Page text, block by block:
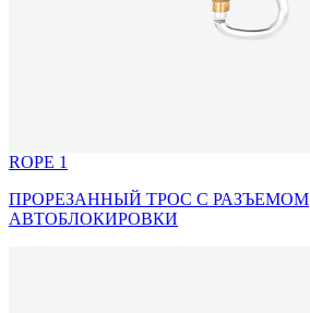
ROPE 1
ПРОРЕЗАННЫЙ ТРОС С РАЗЪЕМОМ
АВТОБЛОКИРОВКИ